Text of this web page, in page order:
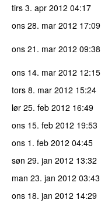
tirs 3. apr 2012 04:17
ons 28. mar 2012 17:09
ons 21. mar 2012 09:38
ons 14. mar 2012 12:15
tors 8. mar 2012 15:24
lør 25. feb 2012 16:49
ons 15. feb 2012 19:53
ons 1. feb 2012 04:45
søn 29. jan 2012 13:32
man 23. jan 2012 03:43
ons 18. jan 2012 14:29